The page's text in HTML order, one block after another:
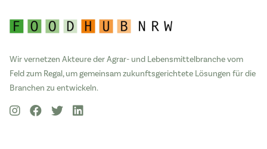
Wir vernetzen Akteure der Agrar- und Lebensmittelbranche vom
Feld zum Regal, um gemeinsam zukunftsgerichtete Lösungen für die
Branchen zu entwickeln.